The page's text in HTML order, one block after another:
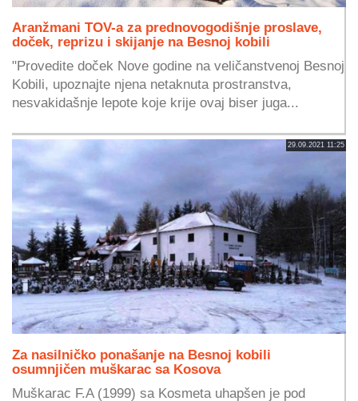
Aranžmani TOV-a za prednovogodišnje proslave,
doček, reprizu i skijanje na Besnoj kobili
"Provedite doček Nove godine na veličanstvenoj Besnoj
Kobili, upoznajte njena netaknuta prostranstva,
nesvakidašnje lepote koje krije ovaj biser juga...
29.09.2021 11:25
Za nasilničko ponašanje na Besnoj kobili
osumnjičen muškarac sa Kosova
Muškarac F.A (1999) sa Kosmeta uhapšen je pod